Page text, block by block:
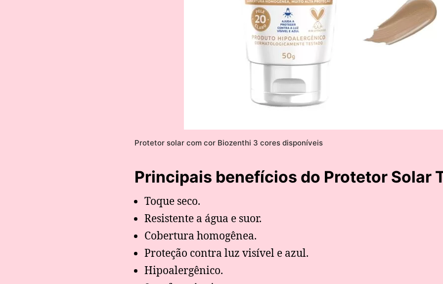
Protetor solar com cor Biozenthi 3 cores disponíveis
Principais benefícios do Protetor Solar
Toque seco.
Resistente a água e suor.
Cobertura homogênea.
Proteção contra luz visível e azul.
Hipoalergênico.